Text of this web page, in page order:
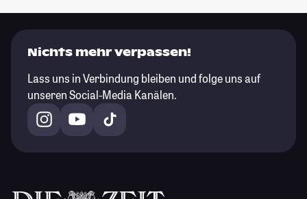
Nichts mehr verpassen!
Lass uns in Verbindung bleiben und folge uns auf
unseren Social-Media Kanälen.